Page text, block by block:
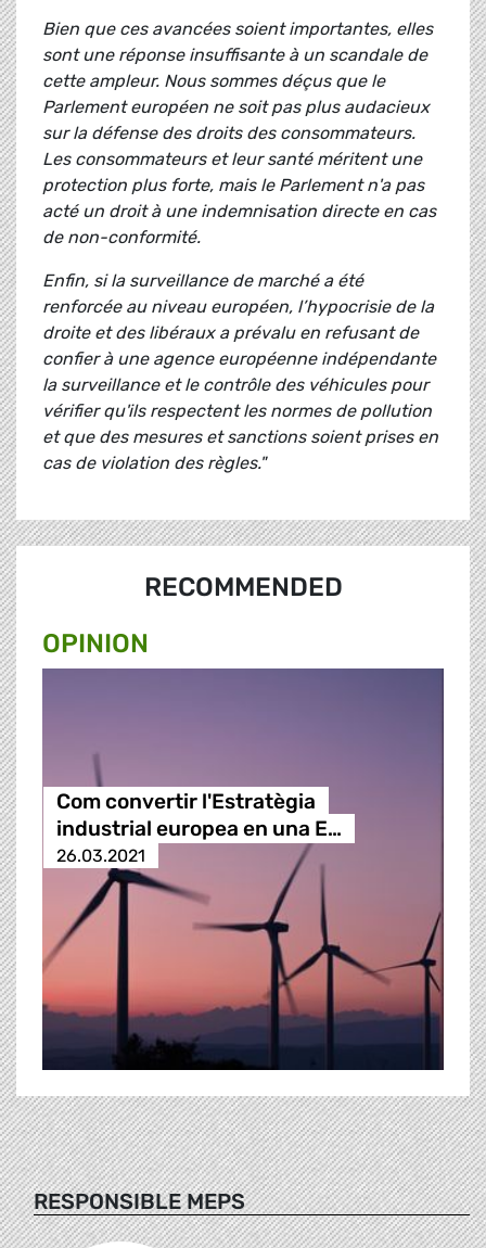
Bien que ces avancées soient importantes, elles
sont une réponse insuffisante à un scandale de
cette ampleur. Nous sommes déçus que le
Parlement européen ne soit pas plus audacieux
sur la défense des droits des consommateurs.
Les consommateurs et leur santé méritent une
protection plus forte, mais le Parlement n'a pas
acté un droit à une indemnisation directe en cas
de non-conformité.
Enfin, si la surveillance de marché a été
renforcée au niveau européen, l’hypocrisie de la
droite et des libéraux a prévalu en refusant de
confier à une agence européenne indépendante
la surveillance et le contrôle des véhicules pour
vérifier qu'ils respectent les normes de pollution
et que des mesures et sanctions soient prises en
cas de violation des règles."
RECOMMENDED
OPINION
Com convertir l'Estratègia
industrial europea en una E…
26.03.2021
RESPONSIBLE MEPS